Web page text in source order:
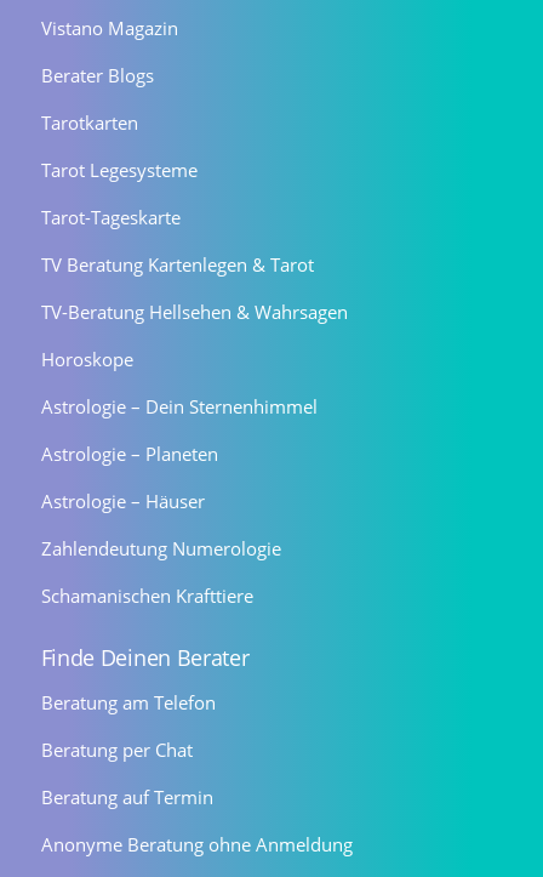
Vistano Magazin
Berater Blogs
Tarotkarten
Tarot Legesysteme
Tarot-Tageskarte
TV Beratung Kartenlegen & Tarot
TV-Beratung Hellsehen & Wahrsagen
Horoskope
Astrologie – Dein Sternenhimmel
Astrologie – Planeten
Astrologie – Häuser
Zahlendeutung Numerologie
Schamanischen Krafttiere
Finde Deinen Berater
Beratung am Telefon
Beratung per Chat
Beratung auf Termin
Anonyme Beratung ohne Anmeldung